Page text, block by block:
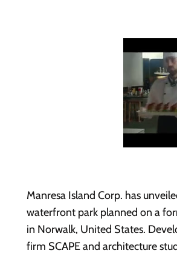
Manresa Island Corp. has
waterfront park planned on a
in Norwalk, United States.
firm SCAPE and architecture